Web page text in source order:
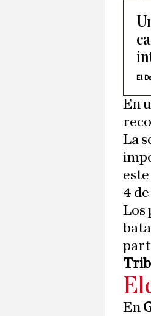
El
En
La
4
Los
En